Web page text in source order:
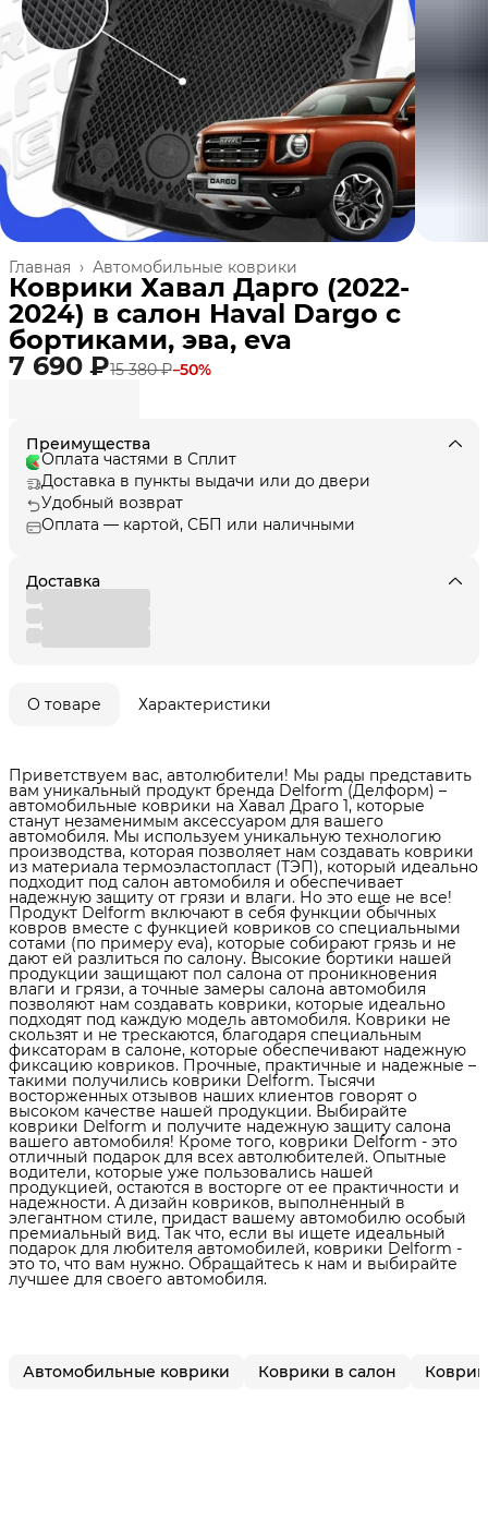
Автомобильные коврики
Главная ›
Коврики Хавал Дарго (2022-
2024) в салон Haval Dargo с
бортиками, эва, eva
7 690 ₽15 380 ₽−50%
Преимущества
Оплата частями в Сплит
Доставка в пункты выдачи или до двери
Удобный возврат
Оплата — картой, СБП или наличными
Доставка
О товаре Характеристики
Приветствуем вас, автолюбители! Мы рады представить
вам уникальный продукт бренда Delform (Делформ) –
автомобильные коврики на Хавал Драго 1, которые
станут незаменимым аксессуаром для вашего
автомобиля. Мы используем уникальную технологию
производства, которая позволяет нам создавать коврики
из материала термоэластопласт (ТЭП), который идеально
подходит под салон автомобиля и обеспечивает
надежную защиту от грязи и влаги. Но это еще не все!
Продукт Delform включают в себя функции обычных
ковров вместе с функцией ковриков со специальными
сотами (по примеру eva), которые собирают грязь и не
дают ей разлиться по салону. Высокие бортики нашей
продукции защищают пол салона от проникновения
влаги и грязи, а точные замеры салона автомобиля
позволяют нам создавать коврики, которые идеально
подходят под каждую модель автомобиля. Коврики не
скользят и не трескаются, благодаря специальным
фиксаторам в салоне, которые обеспечивают надежную
фиксацию ковриков. Прочные, практичные и надежные –
такими получились коврики Delform. Тысячи
восторженных отзывов наших клиентов говорят о
высоком качестве нашей продукции. Выбирайте
коврики Delform и получите надежную защиту салона
вашего автомобиля! Кроме того, коврики Delform - это
отличный подарок для всех автолюбителей. Опытные
водители, которые уже пользовались нашей
продукцией, остаются в восторге от ее практичности и
надежности. А дизайн ковриков, выполненный в
элегантном стиле, придаст вашему автомобилю особый
премиальный вид. Так что, если вы ищете идеальный
подарок для любителя автомобилей, коврики Delform -
это то, что вам нужно. Обращайтесь к нам и выбирайте
лучшее для своего автомобиля.
Автомобильные коврики Коврики в салон